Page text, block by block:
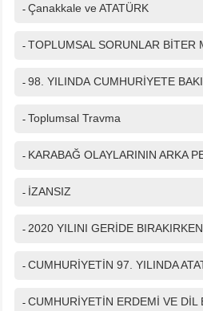
- Çanakkale ve ATATÜRK
- TOPLUMSAL SORUNLAR BİTER
- 98. YILINDA CUMHURİYETE
- Toplumsal Travma
- KARABAĞ OLAYLARININ ARKA
- İZANSIZ
- 2020 YILINI GERİDE BIRAKIRKEN
- CUMHURİYETİN 97. YILINDA
- CUMHURİYETİN ERDEMİ VE DİL